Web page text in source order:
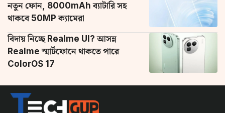
নতুন ফোন, 8000mAh ব্যাটারি সহ
থাকবে 50MP ক্যামেরা
বিদায় নিচ্ছে Realme UI? আসন্ন
Realme স্মার্টফোনে থাকতে পারে
ColorOS 17